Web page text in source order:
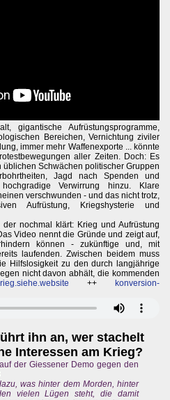
gigantische Aufrüstungsprogramme,
Bereichen, Vernichtung ziviler
immer mehr Waffenexporte ... könnte
aller Zeiten. Doch: Es
Schwächen politischer Gruppen
Jagd nach Spenden und
Verwirrung hinzu. Klare
verschwunden - und das nicht trotz,
Aufrüstung, Kriegshysterie und
nochmal klärt: Krieg und Aufrüstung
Video nennt die Gründe und zeigt auf,
können - zukünftige und, mit
laufenden. Zwischen beidem muss
Hilfslosigkeit zu den durch langjährige
nicht davon abhält, die kommenden
++
konversion-
ihn an, wer stachelt
Interessen am Krieg?
der Giessener Demo gegen den
was hinter dem Morden, hinter
vielen Lügen steht, die damit